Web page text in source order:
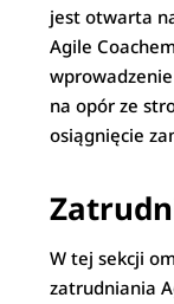
jest otwarta
Agile
na opór ze
osiągnięcie
W tej sekcji
zatrudniania